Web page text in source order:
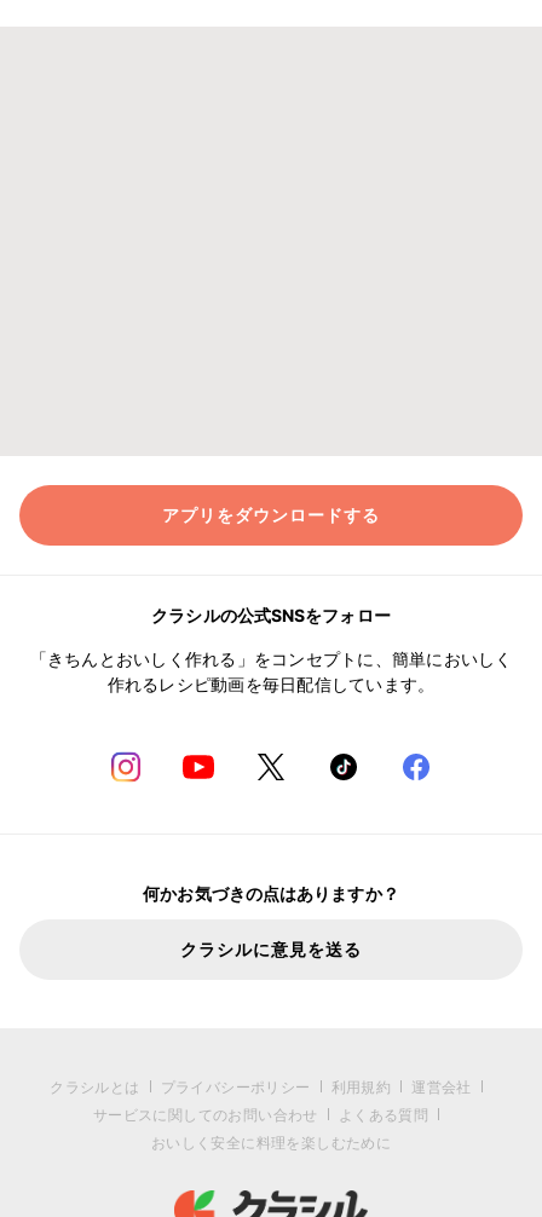
アプリをダウンロードする
クラシルの公式SNSをフォロー
「きちんとおいしく作れる」をコンセプトに、簡単においしく
作れるレシピ動画を毎日配信しています。
何かお気づきの点はありますか？
クラシルに意見を送る
クラシルとは プライバシーポリシー 利用規約
運営会社
サービスに関してのお問い合わせ
よくある質問
おいしく安全に料理を楽しむために